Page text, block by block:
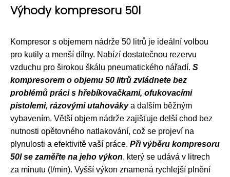
Výhody kompresoru 50l
Kompresor s objemem nádrže 50 litrů je ideální volbou
pro kutily a menší dílny. Nabízí dostatečnou rezervu
vzduchu pro širokou škálu pneumatického nářadí. S
kompresorem o objemu 50 litrů zvládnete bez
problémů práci s hřebíkovačkami, ofukovacími
pistolemi, rázovými utahovákya dalším běžným
vybavením. Větší objem nádrže zajišťuje delší chod bez
nutnosti opětovného natlakování, což se projeví na
plynulosti a efektivitě vaší práce. Při výběru kompresoru
50l se zaměřte na jeho výkon, který se udává v litrech
za minutu (l/min). Vyšší výkon znamená rychlejší plnění